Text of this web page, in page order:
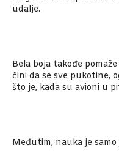
udalje.
Bela boja takođe
čini da se sve pukotine,
što je, kada su avioni u
Međutim, nauka je